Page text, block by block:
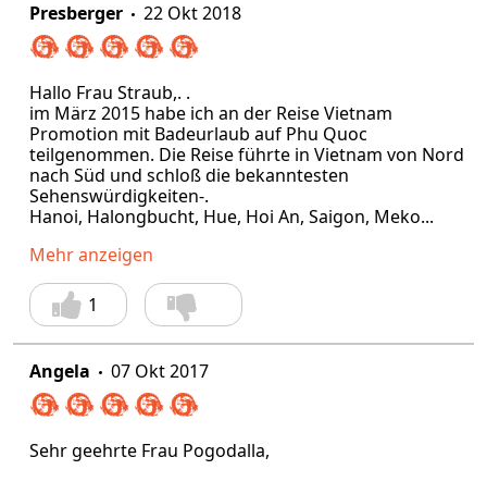
Presberger 22 Okt 2018
Hallo Frau Straub,. .
im März 2015 habe ich an der Reise Vietnam
Promotion mit Badeurlaub auf Phu Quoc
teilgenommen. Die Reise führte in Vietnam von Nord
nach Süd und schloß die bekanntesten
Sehenswürdigkeiten-.
Hanoi, Halongbucht, Hue, Hoi An, Saigon, Meko...
Mehr anzeigen
1
Angela 07 Okt 2017
Sehr geehrte Frau Pogodalla,